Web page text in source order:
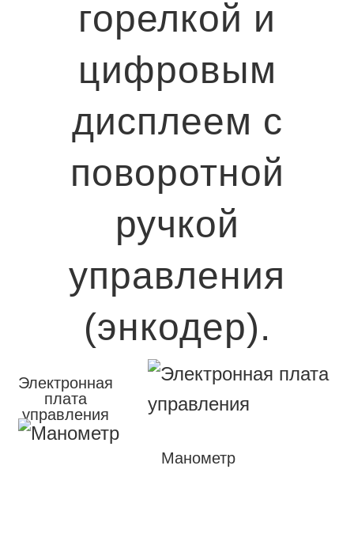
горелкой и
цифровым
дисплеем с
поворотной
ручкой
управления
(энкодер).
Электронная
плата
управления
Манометр